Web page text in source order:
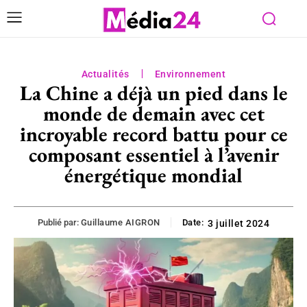
Actualités Environnement
La Chine a déjà un pied dans le
monde de demain avec cet
incroyable record battu pour ce
composant essentiel à l’avenir
énergétique mondial
Publié par: Guillaume AIGRON Date: 3 juillet 2024